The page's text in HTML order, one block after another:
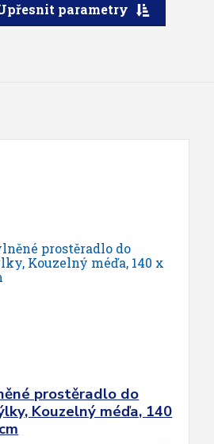
parametry
prostěradlo do
Kouzelný méďa, 140